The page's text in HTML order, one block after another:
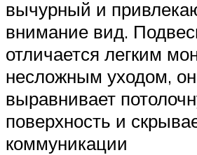
вычурный и
внимание вид.
отличается легким
несложным уходом,
выравнивает
поверхность и
коммуникации